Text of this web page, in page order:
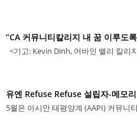
“CA 커뮤니티칼리지 내 꿈 이루도
<기고: Kevin Dinh, 어바인 밸리 칼리
유엔 Refuse Refuse 설립자-메모
5월은 아시안 태평양계 (AAPI) 커뮤니